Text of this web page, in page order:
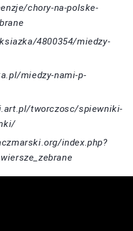
chory-na-polske-
4800354/miedzy-
miedzy-nami-p-
tworczosc/spiewniki-
index.php?